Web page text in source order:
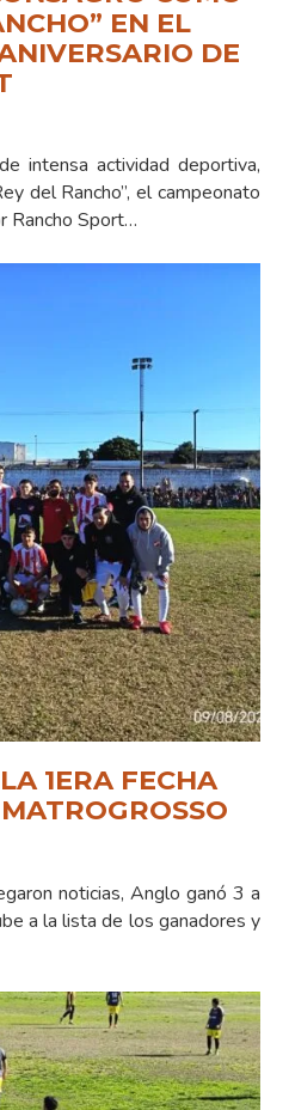
EN EL
DE
intensa actividad deportiva,
del Rancho”, el campeonato
Rancho Sport…
1ERA FECHA
noticias, Anglo ganó 3 a
a la lista de los ganadores y